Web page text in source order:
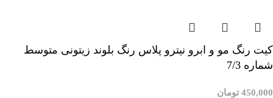
کیت رنگ مو و ابرو نیترو پلاس رنگ بلوند زیتونی متوسط
شماره 7/3
450,000 تومان